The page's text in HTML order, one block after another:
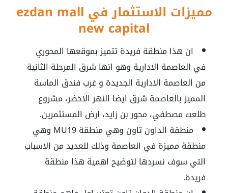
مميزات الاستثمار في ezdan mall
new capital
ان هذا منطقة فريدة تتميز بموقعها المحوري
في العاصمة الادارية وهو انها شرق المرحلة الثانية
من العاصمة الادارية الجديدة و غرب فندق الماسة
المميز بالعاصمة شرق ايضا النهر الاخضر، مشروع
طلعت مصطفي، محور بن زايد، ارض المستثمرين.
منطقة الداون تاون وهي منطقة MU19 وهي
منطقة مميزة في العاصمة وذلك للعديد من الاسباب
التي سوف نسردها لتوضيح اهمية هذا منطقة
فريدة.